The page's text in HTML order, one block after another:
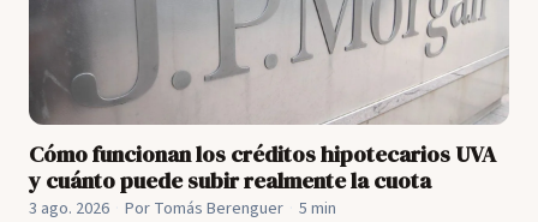
Cómo funcionan los créditos hipotecarios UVA
y cuánto puede subir realmente la cuota
3 ago. 2026 Por Tomás Berenguer 5 min